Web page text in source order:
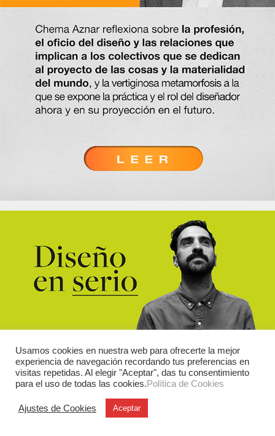
Usamos cookies en nuestra web para ofrecerte la mejor
experiencia de navegación recordando tus preferencias en
visitas repetidas. Al elegir "Aceptar", das tu consentimiento
para el uso de todas las cookies.Política de Cookies
Ajustes de Cookies Aceptar